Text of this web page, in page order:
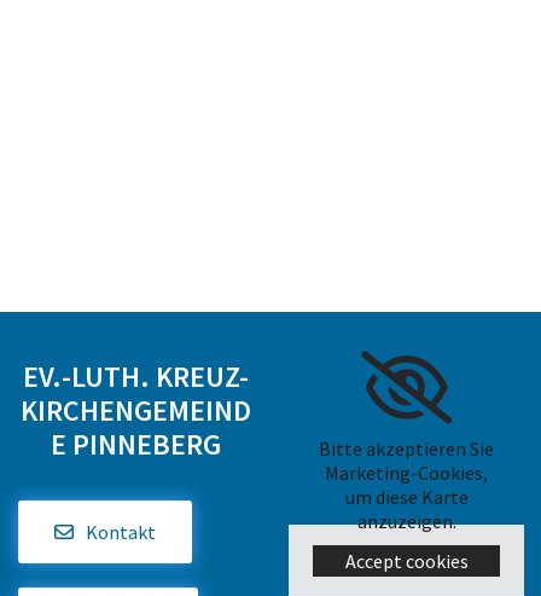
EV.-LUTH. KREUZ-
KIRCHENGEMEIND
E PINNEBERG
Kontakt
Bitte akzeptieren Sie
Marketing-Cookies,
um diese Karte
anzuzeigen.
Accept cookies